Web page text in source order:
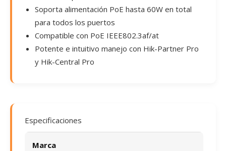
Soporta alimentación PoE hasta 60W en total
para todos los puertos
Compatible con PoE IEEE802.3af/at
Potente e intuitivo manejo con Hik-Partner Pro
y Hik-Central Pro
Especificaciones
Marca